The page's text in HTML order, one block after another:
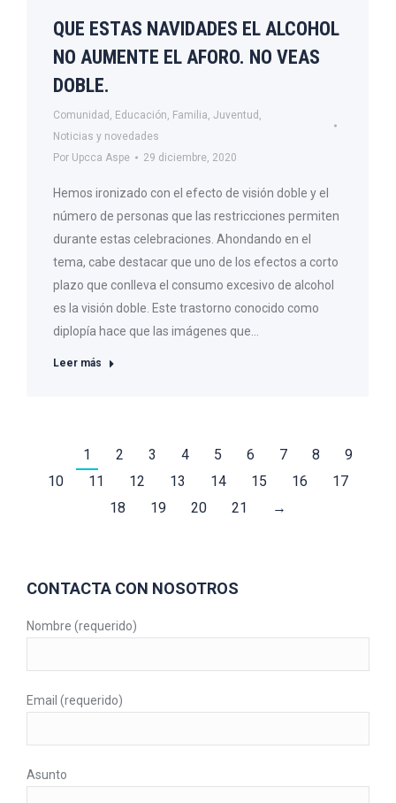
QUE ESTAS NAVIDADES EL ALCOHOL
NO AUMENTE EL AFORO. NO VEAS
DOBLE.
Comunidad , Educación, Familia, Juventud ,
Noticias y novedades
Por Upcca Aspe 29 diciembre, 2020
Hemos ironizado con el efecto de visión doble y el
número de personas que las restricciones permiten
durante estas celebraciones. Ahondando en el
tema, cabe destacar que uno de los efectos a corto
plazo que conlleva el consumo excesivo de alcohol
es la visión doble. Este trastorno conocido como
diplopía hace que las imágenes que…
Leer más
1 2 3 4 5 6 7 8
9
10
11 12 13 14 15 16
17
18
19 20 21 →
CONTACTA CON NOSOTROS
Nombre (requerido)
Email (requerido)
Asunto